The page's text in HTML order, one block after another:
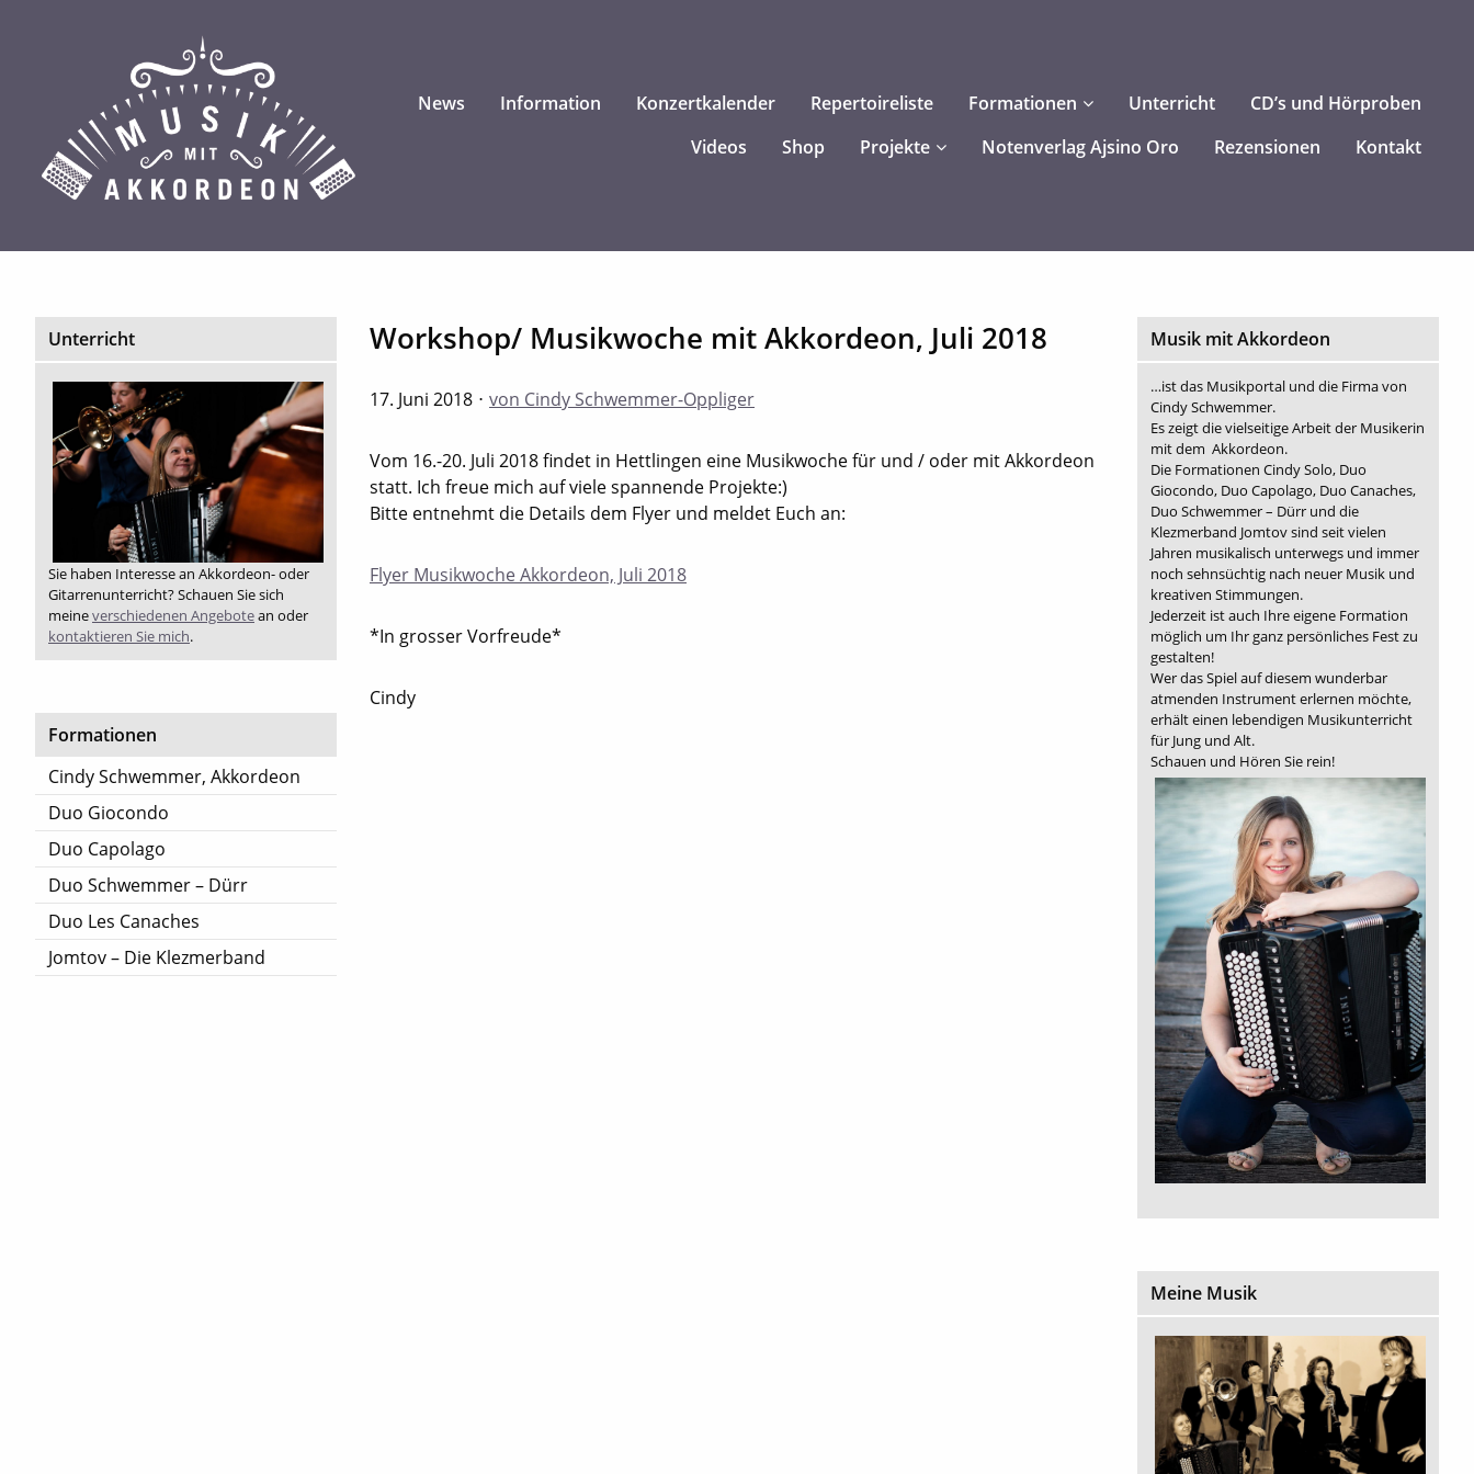
News Information Konzertkalender Repertoireliste Formationen Unterricht
CD’s und Hörproben
Videos
Shop Projekte Notenverlag Ajsino Oro Rezensionen Kontakt
Unterricht
Sie haben Interesse an Akkordeon- oder
Gitarrenunterricht? Schauen Sie sich
meineverschiedenen Angebotean oder
kontaktieren Sie mich.
Formationen
Cindy Schwemmer, Akkordeon
Duo Giocondo
Duo Capolago
Duo Schwemmer – Dürr
Duo Les Canaches
Jomtov – Die Klezmerband
Workshop/ Musikwoche mit Akkordeon, Juli 2018
17. Juni 2018 von Cindy Schwemmer-Oppliger
Vom 16.-20. Juli 2018 findet in Hettlingen eine Musikwoche für und / oder mit Akkordeon
statt. Ich freue mich auf viele spannende Projekte:)
Bitte entnehmt die Details dem Flyer und meldet Euch an:
Flyer Musikwoche Akkordeon, Juli 2018
*In grosser Vorfreude*
Cindy
Musik mit Akkordeon
…ist das Musikportal und die Firma von
Cindy Schwemmer.
Es zeigt die vielseitige Arbeit der Musikerin
mit dem Akkordeon.
Die Formationen Cindy Solo, Duo
Giocondo, Duo Capolago, Duo Canaches,
Duo Schwemmer – Dürr und die
Klezmerband Jomtov sind seit vielen
Jahren musikalisch unterwegs und immer
noch sehnsüchtig nach neuer Musik und
kreativen Stimmungen.
Jederzeit ist auch Ihre eigene Formation
möglich um Ihr ganz persönliches Fest zu
gestalten!
Wer das Spiel auf diesem wunderbar
atmenden Instrument erlernen möchte,
erhält einen lebendigen Musikunterricht
für Jung und Alt.
Schauen und Hören Sie rein!
Meine Musik